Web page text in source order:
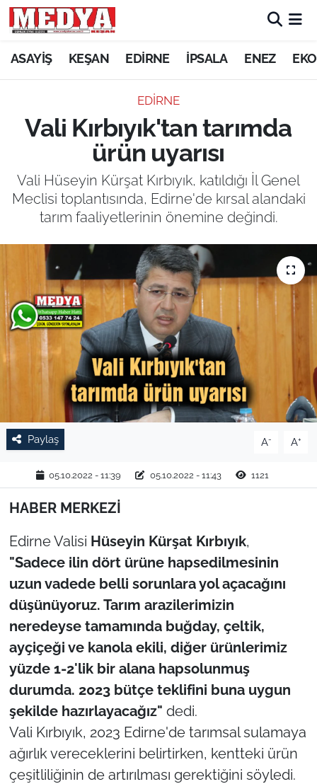
ASAYİŞ KEŞAN EDİRNE İPSALA ENEZ
EDİRNE
Vali Kırbıyık'tan tarımda
ürün uyarısı
Vali Hüseyin Kürşat Kırbıyık, katıldığı İl Genel
Meclisi toplantısında, Edirne'de kırsal alandaki
tarım faaliyetlerinin önemine değindi.
Paylaş A- A+
05.10.2022 - 11:39 05.10.2022 - 11:43 1121
HABER MERKEZİ
Edirne Valisi Hüseyin Kürşat Kırbıyık,
"Sadece ilin dört ürüne hapsedilmesinin
uzun vadede belli sorunlara yol açacağını
düşünüyoruz. Tarım arazilerimizin
neredeyse tamamında buğday, çeltik,
ayçiçeği ve kanola ekili, diğer ürünlerimiz
yüzde 1-2'lik bir alana hapsolunmuş
durumda. 2023 bütçe teklifini buna uygun
şekilde hazırlayacağız" dedi.
Vali Kırbıyık, 2023 Edirne'de tarımsal sulamaya
ağırlık vereceklerini belirtirken, kentteki ürün
çeşitliliğinin de artırılması gerektiğini söyledi.
KEŞAN
ASAYİŞ
GÜNDEM
SAĞLIK
EĞİTİM
TARIM VE HAYVANCILIK
KÜLTÜR SANAT
RESMİ İLAN
SPOR
YAŞAM
TEKİRDAĞ
ÇANAKKALE
TÜRKİYE
Bölge
Güvenlik
Genel